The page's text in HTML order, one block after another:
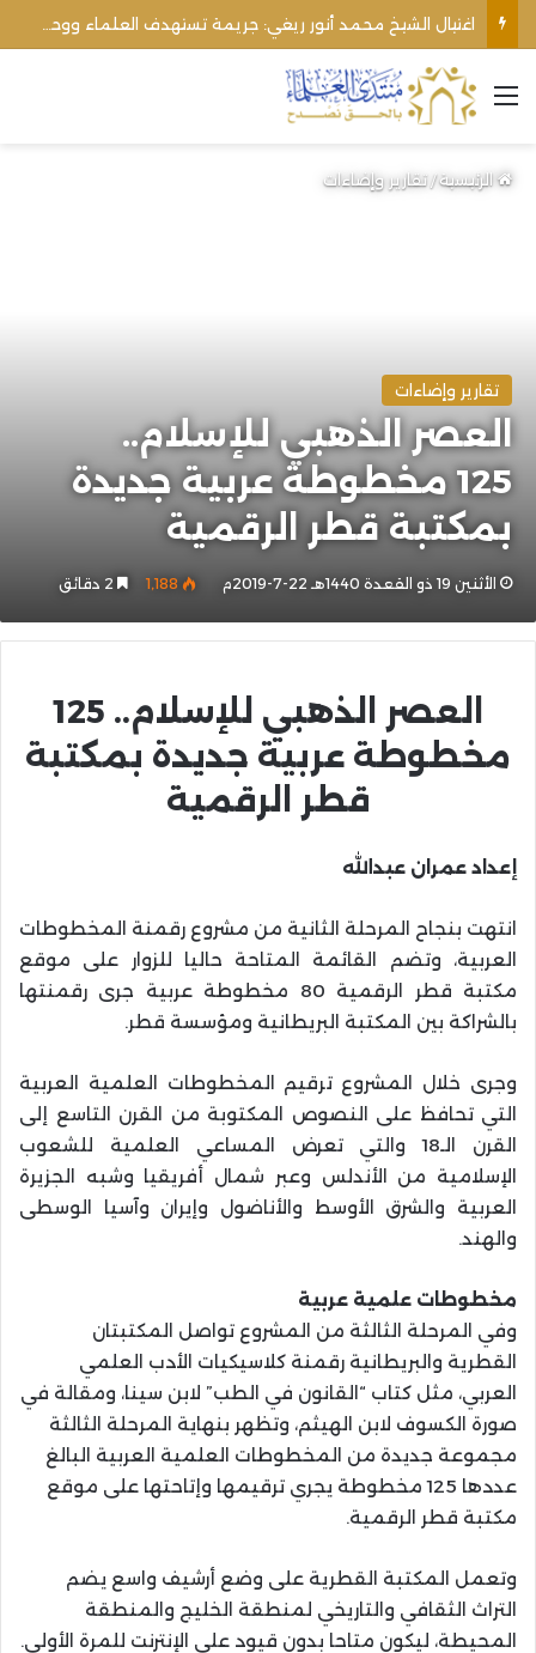
القائمة
الرئيسية/تقارير وإضاءات
تقارير وإضاءات
العصر الذهبي للإسلام..
125 مخطوطة عربية جديدة
بمكتبة قطر الرقمية
الأثنين 19 ذو القعدة 1440هـ 22-7-2019م 1٬188
العصر الذهبي للإسلام.. 125
مخطوطة عربية جديدة بمكتبة
قطر الرقمية
إعداد عمران عبدالله
انتهت بنجاح المرحلة الثانية من مشروع رقمنة المخطوطات
العربية، وتضم القائمة المتاحة حاليا للزوار على موقع
مكتبة قطر الرقمية 80 مخطوطة عربية جرى رقمنتها
بالشراكة بين المكتبة البريطانية ومؤسسة قطر.
وجرى خلال المشروع ترقيم المخطوطات العلمية العربية
التي تحافظ على النصوص المكتوبة من القرن التاسع إلى
القرن الـ18 والتي تعرض المساعي العلمية للشعوب
الإسلامية من الأندلس وعبر شمال أفريقيا وشبه الجزيرة
العربية والشرق الأوسط والأناضول وإيران وآسيا الوسطى
والهند.
مخطوطات علمية عربية
وفي المرحلة الثالثة من المشروع تواصل المكتبتان
القطرية والبريطانية رقمنة كلاسيكيات الأدب العلمي
العربي، مثل كتاب “القانون في الطب” لابن سينا، ومقالة في
صورة الكسوف لابن الهيثم، وتظهر بنهاية المرحلة الثالثة
مجموعة جديدة من المخطوطات العلمية العربية البالغ
عددها 125 مخطوطة يجري ترقيمها وإتاحتها على موقع
مكتبة قطر الرقمية.
وتعمل المكتبة القطرية على وضع أرشيف واسع يضم
التراث الثقافي والتاريخي لمنطقة الخليج والمنطقة
المحيطة، ليكون متاحا بدون قيود على الإنترنت للمرة الأولى.